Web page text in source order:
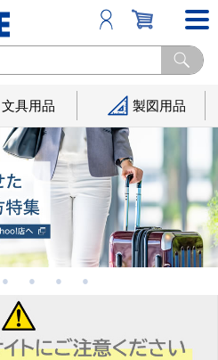
文具用品 製図用品